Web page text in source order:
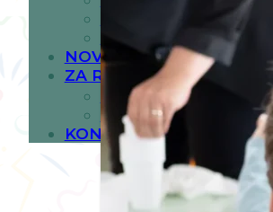
NOVOSTI
ZA RODITELJE
ZAHTJEVI
UPIS
KONTAKT